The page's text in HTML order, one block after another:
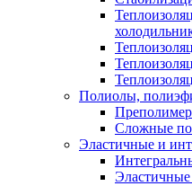
Полиолы,
Сложные
Эластичные и